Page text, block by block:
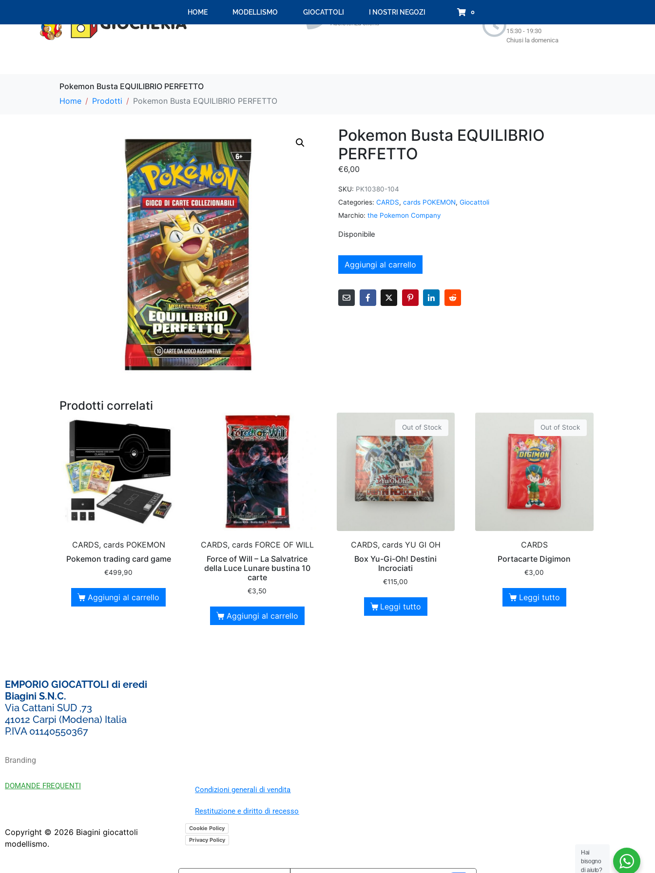
+39 059 694 092
Assistenza clienti
15:30 - 19:30
Chiusi la domenica
HOME MODELLISMO GIOCATTOLI I NOSTRI NEGOZI 0
Pokemon Busta EQUILIBRIO PERFETTO
Home
Prodotti Pokemon Busta EQUILIBRIO PERFETTO
Pokemon Busta EQUILIBRIO
PERFETTO
€6,00
SKU: PK10380-104
Categories: CARDS, cards POKEMON, Giocattoli
Marchio: the Pokemon Company
Disponibile
Aggiungi al carrello
Prodotti correlati
CARDS, cards POKEMON
Pokemon trading card game
€499,90
Aggiungi al carrello
CARDS, cards FORCE OF WILL
Force of Will – La Salvatrice
della Luce Lunare bustina 10
carte
€3,50
Aggiungi al carrello
Out of Stock
CARDS, cards YU GI OH
Box Yu-Gi-Oh! Destini
Incrociati
€115,00
Leggi tutto
Out of Stock
CARDS
Portacarte Digimon
€3,00
Leggi tutto
EMPORIO GIOCATTOLI di eredi
Biagini S.N.C.
Via Cattani SUD ,73
41012 Carpi (Modena) Italia
P.IVA 01140550367
Branding
DOMANDE FREQUENTI Condizioni generali di vendita
Restituzione e diritto di recesso
Copyright © 2026 Biagini giocattoli
modellismo.
Cookie Policy
Privacy Policy
Hai
bisogno
di aiuto?